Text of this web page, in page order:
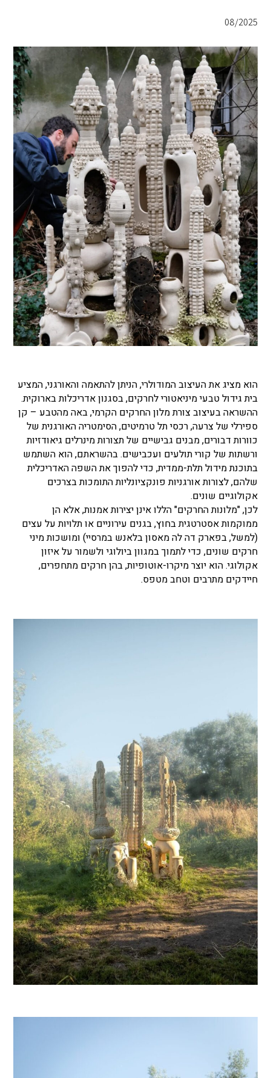
08/2025
הוא מציג את העיצוב המודולרי, הניתן להתאמה והאורגני, המציע
בית גידול טבעי מיניאטורי לחרקים, בסגנון אדריכלות בארוקית.
ההשראה בעיצוב צורת מלון החרקים הקרמי, באה מהטבע – קן
ספירלי של צרעה, רכסי תל טרמיטים, הסימטריה האורגנית של
כוורות דבורים, מבנים גבישיים של תצורות מינרלים גיאודזיות
ורשתות של קורי תולעים ועכבישים. בהשראתם, הוא השתמש
בתוכנת מידול תלת-ממדית, כדי להפוך את השפה האדריכלית
שלהם, לצורות אורגניות פונקציונליות התומכות בצרכים
אקולוגיים שונים.
לכן, "מלונות החרקים" הללו אינן יצירות אמנות, אלא הן
ממוקמות אסטרטגית בחוץ, בגנים עירוניים או תלויות על עצים
(למשל, בפארק דה לה מאסון בלאנש במרסיי) ומושכות מיני
חרקים שונים, כדי לתמוך במגוון ביולוגי ולשמור על איזון
אקולוגי.הוא יוצר מיקרו-אוטופיות, בהן חרקים מתחפרים,
חיידקים מתרבים וטחב מטפס.